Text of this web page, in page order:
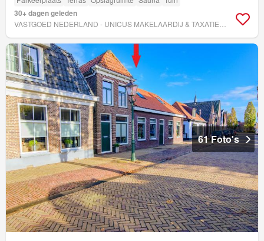
30+ dagen geleden
61 Foto's